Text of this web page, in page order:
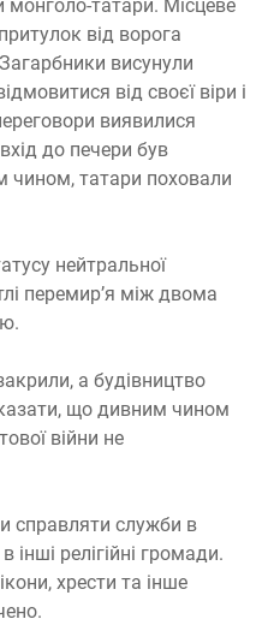
монголо-татари. Місцеве
від ворога
Загарбники висунули
від своєї віри і
виявилися
до печери був
чином, татари поховали
нейтральної
перемир’я між двома
а будівництво
що дивним чином
війни не
справляти служби в
релігійні громади.
хрести та інше